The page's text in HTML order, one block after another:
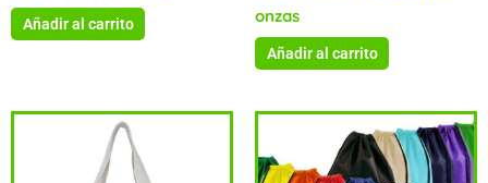
Añadir al carrito
onzas
Añadir al carrito